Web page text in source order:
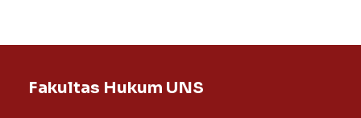
Fakultas Hukum UNS